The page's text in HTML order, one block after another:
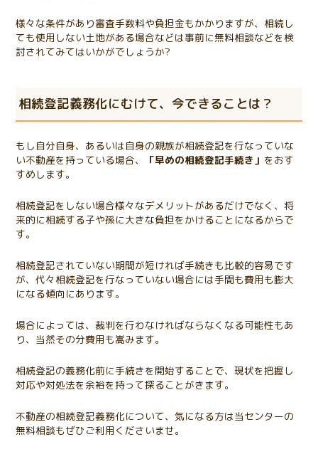
様々な条件があり審査手数料や負担金もかかりますが、相続し
ても使用しない土地がある場合などは事前に無料相談などを検
討されてみてはいかがでしょうか?
相続登記義務化にむけて、今できることは？
もし自分自身、あるいは自身の親族が相続登記を行なっていな
い不動産を持っている場合、
「早めの相続登記手続き」 をおす
すめします。
相続登記をしない場合様々なデメリットがあるだけでなく、将
来的に相続する子や孫に大きな負担をかけることになるからで
す。
相続登記されていない期間が短ければ手続きも比較的容易です
が、代々相続登記を行なっていない場合には手間も費用も膨大
になる傾向にあります。
場合によっては、裁判を行わなければならなくなる可能性もあ
り、当然その分費用も嵩みます。
相続登記の義務化前に手続きを開始することで、現状を把握し
対応や対処法を余裕を持って探ることがきます。
不動産の相続登記義務化について、気になる方は当センターの
無料相談もぜひご利用くださいませ。